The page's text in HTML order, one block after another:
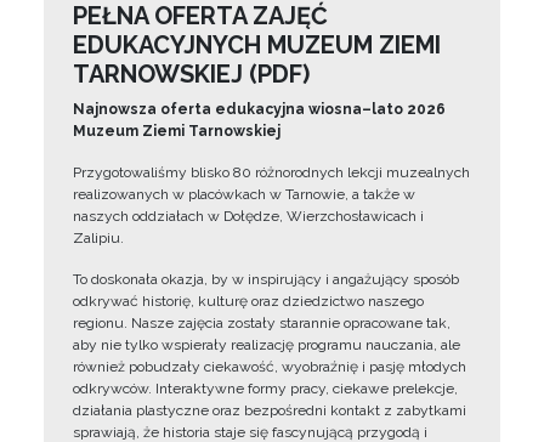
PEŁNA OFERTA ZAJĘĆ
EDUKACYJNYCH MUZEUM ZIEMI
TARNOWSKIEJ (PDF)
Najnowsza oferta edukacyjna wiosna–lato 2026
Muzeum Ziemi Tarnowskiej
Przygotowaliśmy blisko 80 różnorodnych lekcji muzealnych
realizowanych w placówkach w Tarnowie, a także w
naszych oddziałach w Dołędze, Wierzchosławicach i
Zalipiu.
To doskonała okazja, by w inspirujący i angażujący sposób
odkrywać historię, kulturę oraz dziedzictwo naszego
regionu. Nasze zajęcia zostały starannie opracowane tak,
aby nie tylko wspierały realizację programu nauczania, ale
również pobudzały ciekawość, wyobraźnię i pasję młodych
odkrywców. Interaktywne formy pracy, ciekawe prelekcje,
działania plastyczne oraz bezpośredni kontakt z zabytkami
sprawiają, że historia staje się fascynującą przygodą i